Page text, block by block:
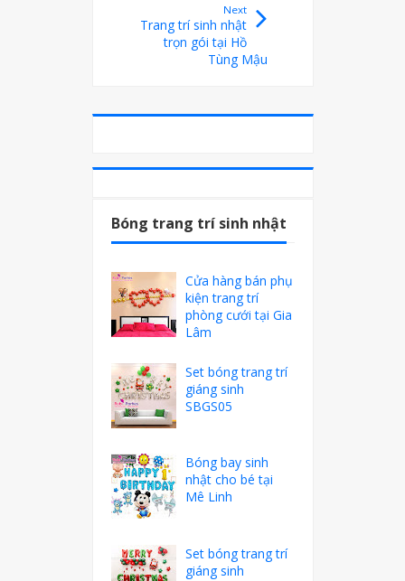
Next
Trang trí sinh nhật
trọn gói tại Hồ
Tùng Mậu
Bóng trang trí sinh nhật
Cửa hàng bán phụ
kiện trang trí
phòng cưới tại Gia
Lâm
Set bóng trang trí
giáng sinh
SBGS05
Bóng bay sinh
nhật cho bé tại
Mê Linh
Set bóng trang trí
giáng sinh